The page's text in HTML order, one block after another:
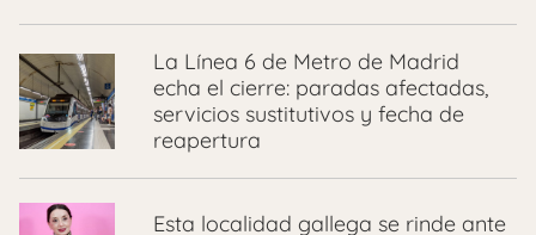
La Línea 6 de Metro de Madrid
echa el cierre: paradas afectadas,
servicios sustitutivos y fecha de
reapertura
Esta localidad gallega se rinde ante